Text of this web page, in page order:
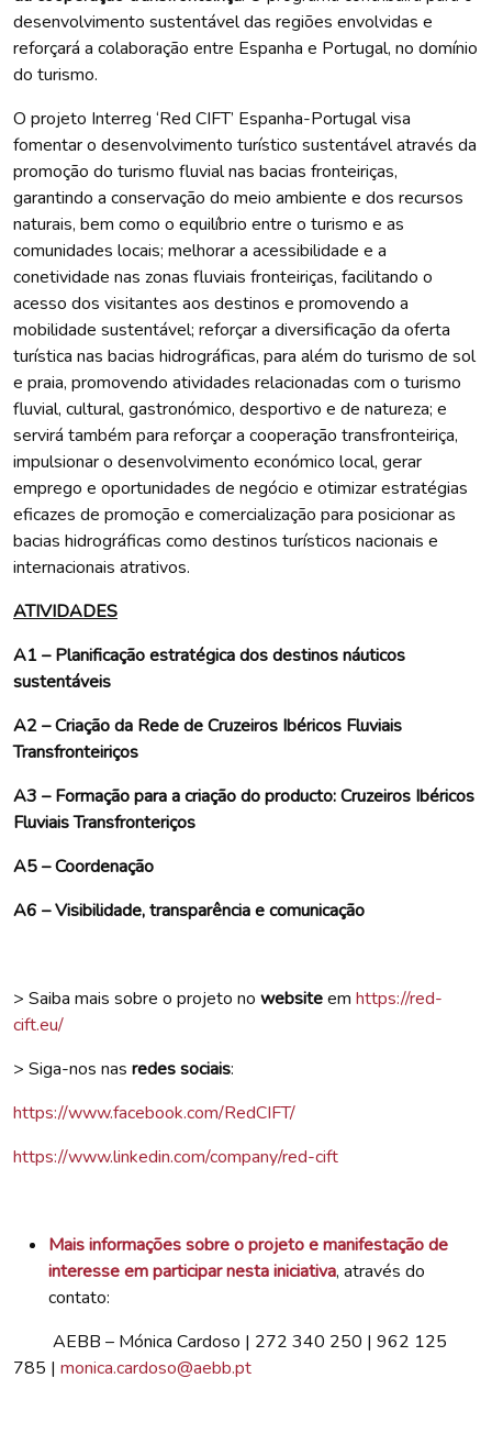
desenvolvimento sustentável das regiões envolvidas e
reforçará a colaboração entre Espanha e Portugal, no domínio
do turismo.
O projeto Interreg ‘Red CIFT’ Espanha-Portugal visa
fomentar o desenvolvimento turístico sustentável através da
promoção do turismo fluvial nas bacias fronteiriças,
garantindo a conservação do meio ambiente e dos recursos
naturais, bem como o equilíbrio entre o turismo e as
comunidades locais; melhorar a acessibilidade e a
conetividade nas zonas fluviais fronteiriças, facilitando o
acesso dos visitantes aos destinos e promovendo a
mobilidade sustentável; reforçar a diversificação da oferta
turística nas bacias hidrográficas, para além do turismo de sol
e praia, promovendo atividades relacionadas com o turismo
fluvial, cultural, gastronómico, desportivo e de natureza; e
servirá também para reforçar a cooperação transfronteiriça,
impulsionar o desenvolvimento económico local, gerar
emprego e oportunidades de negócio e otimizar estratégias
eficazes de promoção e comercialização para posicionar as
bacias hidrográficas como destinos turísticos nacionais e
internacionais atrativos.
ATIVIDADES
A1 – Planificação estratégica dos destinos náuticos
sustentáveis
A2 – Criação da Rede de Cruzeiros Ibéricos Fluviais
Transfronteiriços
A3 – Formação para a criação do producto: Cruzeiros Ibéricos
Fluviais Transfronteriços
A5 – Coordenação
A6 – Visibilidade, transparência e comunicação
> Saiba mais sobre o projeto no websiteem https://red-
cift.eu/
> Siga-nos nas redes sociais:
https://www.facebook.com/RedCIFT/
https://www.linkedin.com/company/red-cift
Mais informações sobre o projeto e manifestação de
interesse em participar nesta iniciativa, através do
contato:
AEBB – Mónica Cardoso | 272 340 250 | 962 125
785 | monica.cardoso@aebb.pt